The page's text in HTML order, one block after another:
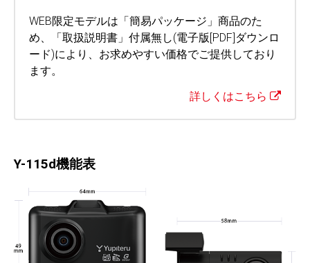
WEB限定モデルは「簡易パッケージ」商品のた
め、「取扱説明書」付属無し(電子版[PDF]ダウンロ
ード)により、お求めやすい価格でご提供しており
ます。
詳しくはこちら
Y-115d機能表